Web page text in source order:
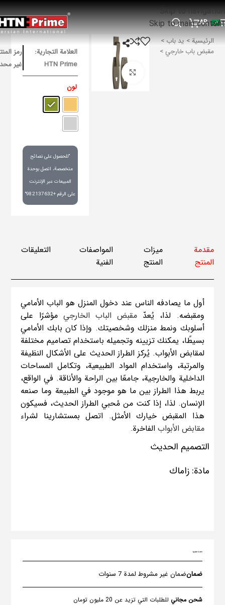
Skip to navigation
Skip to main content
AR
الرئيسية ید باب
مقبض باب خارجي
Click to enlarge
العلامة التجارية:
HTN Prime
رمز
غير
لون
"للحصول على نصائح
متخصصة، اتصل بوحدة
المبيعات عبر الإنترنت
على الرقم +982137632"
مقدمة
المنتج
ميزات
المنتج
المواصفات
الفنية
التعليقات
أول ما يصادفه الناس عند دخول المنزل هو الباب الأمامي
ومقبضه. لذا، يُعدّ مقبض الباب الخارجي مؤشرًا على
أسلوبك ونمط منزلك وشخصيتك. وإذا كان بابك الأمامي
بسيطًا، يمكنك تزيينه وتجميله باستخدام تصاميم مختلفة
لمقابض الأبواب. يُركز الطراز الحديث على الأشكال النظيفة
والمرتبة، واستخدام المواد الطبيعية، وتكامل المساحات
الداخلية والخارجية، جامعًا بين الراحة والأناقة. في الواقع،
يربط هذا الطراز بين ما هو موجود في الطبيعة وما صنعه
الإنسان. لذا، إذا كنت من مُحبي الطراز الحديث، فسيكون
هذا المقبض خيارك الأمثل. اتصل بمستشارينا لشراء
مقابض الأبواب الفاخرة.
التصميم الحديث
مادة: زاماك
العلامة التجارية:
ضمانضمان غير مشروط لمدة 7 سنوات
شحن مجاني للطلبات التي تزيد عن 20 مليون تومان